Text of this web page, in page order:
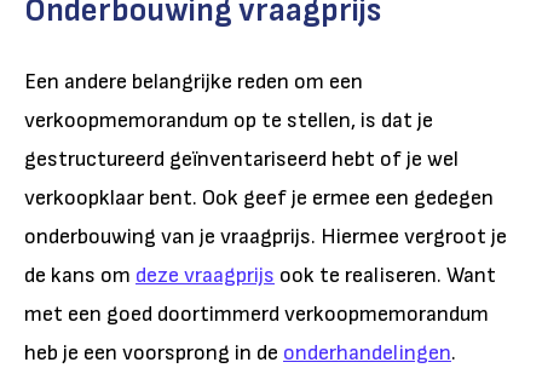
Onderbouwing vraagprijs
Een andere belangrijke reden om een
verkoopmemorandum op te stellen, is dat je
gestructureerd geïnventariseerd hebt of je wel
verkoopklaar bent. Ook geef je ermee een gedegen
onderbouwing van je vraagprijs. Hiermee vergroot je
de kans om deze vraagprijs ook te realiseren. Want
met een goed doortimmerd verkoopmemorandum
heb je een voorsprong in de onderhandelingen.